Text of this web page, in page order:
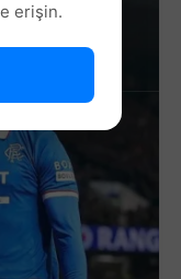
Aday!
erişin.